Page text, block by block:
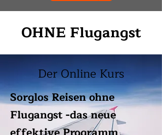
OHNE Flugangst
Der Online Kurs
Sorglos Reisen ohne
Flugangst -das neue